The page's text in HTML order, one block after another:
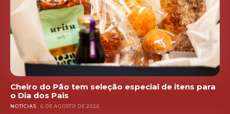
Cheiro do Pão tem seleção especial de itens para
o Dia dos Pais
NOTÍCIAS 6 DE AGOSTO DE 2026